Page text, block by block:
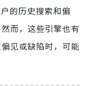
的历史搜索和偏
而，这些引擎也有
见或缺陷时，可能